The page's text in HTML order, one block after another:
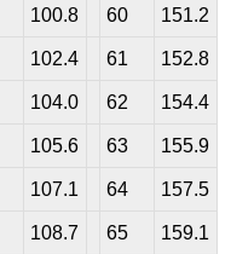
100.8 60 151.2
102.4 61 152.8
104.0 62 154.4
105.6 63 155.9
107.1 64 157.5
108.7 65 159.1